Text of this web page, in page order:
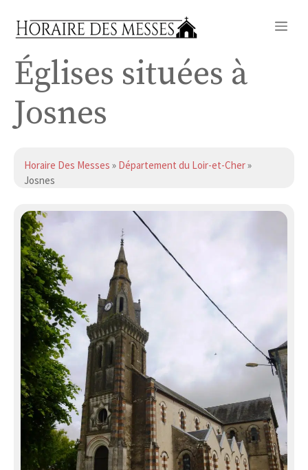
Églises situées à
Josnes
Horaire Des Messes » Département du Loir-et-Cher»
Josnes